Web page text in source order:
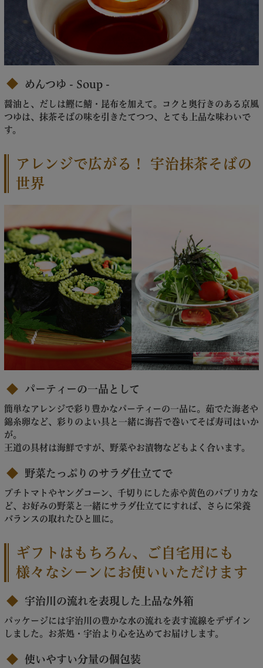
めんつゆ - Soup -
醤油と、だしは鰹に鯖・昆布を加えて。コクと奥行きのある京風
つゆは、抹茶そばの味を引きたてつつ、とても上品な味わいで
す。
アレンジで広がる！ 宇治抹茶そばの
世界
パーティーの一品として
簡単なアレンジで彩り豊かなパーティーの一品に。茹でた海老や
錦糸卵など、彩りのよい具と一緒に海苔で巻いてそば寿司はいか
が。
王道の具材は海鮮ですが、野菜やお漬物などもよく合います。
野菜たっぷりのサラダ仕立てで
プチトマトやヤングコーン、千切りにした赤や黄色のパプリカな
ど、お好みの野菜と一緒にサラダ仕立てにすれば、さらに栄養
バランスの取れたひと皿に。
ギフトはもちろん、ご自宅用にも
様々なシーンにお使いいただけます
宇治川の流れを表現した上品な外箱
パッケージには宇治川の豊かな水の流れを表す流線をデザイン
しました。お茶処・宇治より心を込めてお届けします。
使いやすい分量の個包装